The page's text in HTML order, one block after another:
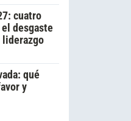
cuatro
desgaste
qué
y